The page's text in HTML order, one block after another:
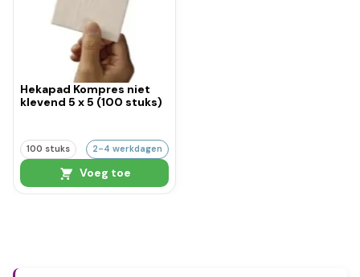
Hekapad Kompres niet
klevend 5 x 5 (100 stuks)
100 stuks 2-4 werkdagen
Voeg toe